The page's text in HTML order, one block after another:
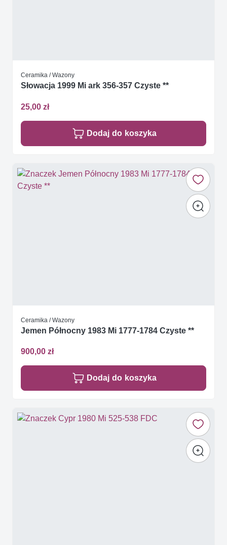
Ceramika / Wazony
Słowacja 1999 Mi ark 356-357 Czyste **
25,00 zł
Dodaj do koszyka
Ceramika / Wazony
Jemen Północny 1983 Mi 1777-1784 Czyste **
900,00 zł
Dodaj do koszyka